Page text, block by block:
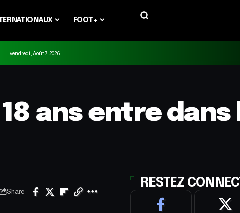
FOOT+
vendredi, Août 7, 2026
ans entre dans
Share
RESTEZ